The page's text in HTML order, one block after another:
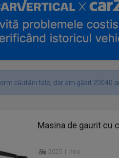
căutării tale, dar am găsit 20040
Masina de gaurit cu
2025 | nou